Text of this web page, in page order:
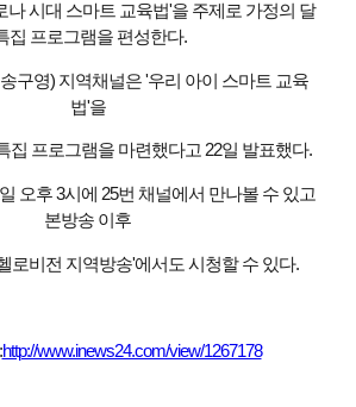
나 시대 스마트 교육법'을 주제로 가정의 달
집 프로그램을 편성한다.
구영) 지역채널은 '우리 아이 스마트 교육
법'을
집 프로그램을 마련했다고 22일 발표했다.
오후 3시에 25번 채널에서 만나볼 수 있고
본방송 이후
로비전 지역방송'에서도 시청할 수 있다.
http://www.inews24.com/view/1267178